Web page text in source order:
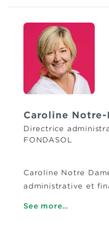
Caroline Notre-
Directrice
FONDASOL
Caroline Notre
administrative et
See more…